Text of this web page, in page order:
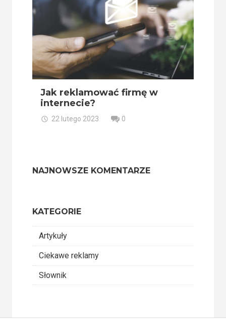
Jak reklamować firmę w
internecie?
22 lutego 2023 0
NAJNOWSZE KOMENTARZE
KATEGORIE
Artykuły
Ciekawe reklamy
Słownik